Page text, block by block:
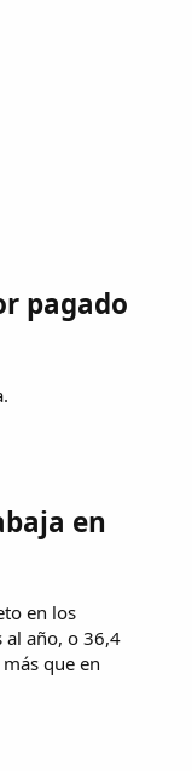
pagado
en
en los
al año, o 36,4
que en